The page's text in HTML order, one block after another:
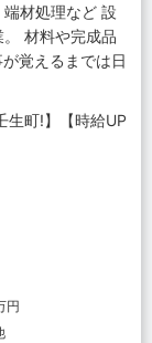
材処理など 設
材料や完成品
覚えるまでは日
生町!】【時給UP
円